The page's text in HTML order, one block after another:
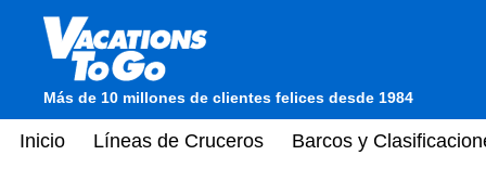
Más de 10 millones de clientes felices desde 1984
Inicio Líneas de Cruceros Barcos y